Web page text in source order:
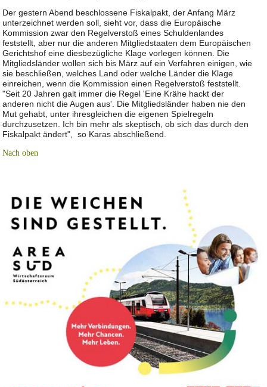
Der gestern Abend beschlossene Fiskalpakt, der Anfang März
unterzeichnet werden soll, sieht vor, dass die Europäische
Kommission zwar den Regelverstoß eines Schuldenlandes
feststellt, aber nur die anderen Mitgliedstaaten dem Europäischen
Gerichtshof eine diesbezügliche Klage vorlegen können. Die
Mitgliedsländer wollen sich bis März auf ein Verfahren einigen, wie
sie beschließen, welches Land oder welche Länder die Klage
einreichen, wenn die Kommission einen Regelverstoß feststellt.
"Seit 20 Jahren galt immer die Regel 'Eine Krähe hackt der
anderen nicht die Augen aus'. Die Mitgliedsländer haben nie den
Mut gehabt, unter ihresgleichen die eigenen Spielregeln
durchzusetzen. Ich bin mehr als skeptisch, ob sich das durch den
Fiskalpakt ändert", so Karas abschließend.
Nach oben